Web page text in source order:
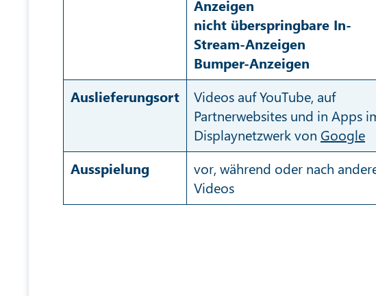
Anzeigen
nicht überspringbare In-
Stream-Anzeigen
Bumper-Anzeigen
Auslieferungsort
Videos auf YouTube, auf
Partnerwebsites und in Apps
Displaynetzwerk von Google
Ausspielung
vor, während oder nach
Videos